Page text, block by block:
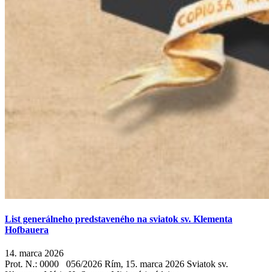
List generálneho predstaveného na sviatok sv. Klementa
Hofbauera
14. marca 2026
Prot. N.: 0000 056/2026 Rím, 15. marca 2026 Sviatok sv.